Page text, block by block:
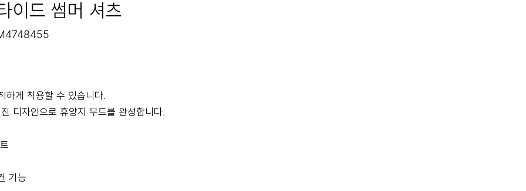
이드 썸머 셔츠
하게 착용할 수 있습니다.
디자인으로 휴양지 무드를 완성합니다.
기능